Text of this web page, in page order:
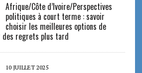
Afrique/Côte d’Ivoire/Perspectives
politiques à court terme : savoir
choisir les meilleures options de
des regrets plus tard
10 JUILLET 2025